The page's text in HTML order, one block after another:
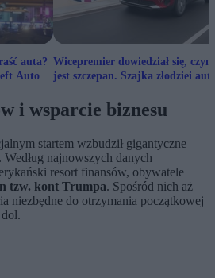
auta?
Auto
Wicepremier dowiedział się, czym
jest szczepan. Szajka złodziei aut
i wsparcie biznesu
startem wzbudził gigantyczne
Według najnowszych danych
resort finansów, obywatele
tzw. kont Trumpa. Spośród nich aż
niezbędne do otrzymania początkowej